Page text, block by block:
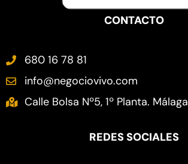
CONTACTO
680 16 78 81
info@negociovivo.com
Calle Bolsa Nº5, 1º Planta. Málaga
REDES SOCIALES